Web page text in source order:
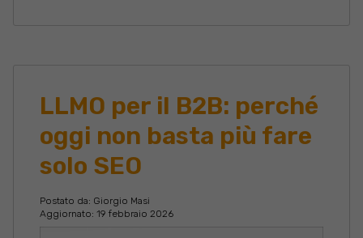
LLMO per il B2B: perché
oggi non basta più fare
solo SEO
Postato da: Giorgio Masi
Aggiornato: 19 febbraio 2026